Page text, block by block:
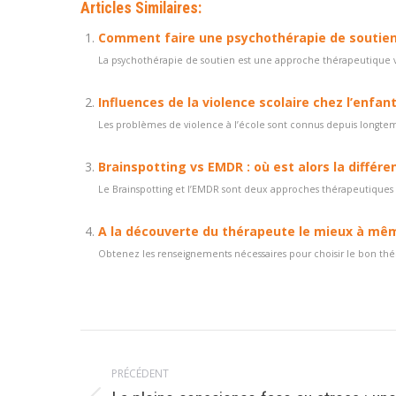
Articles Similaires:
Comment faire une psychothérapie de
La psychothérapie de soutien est une approche thérapeutique
Influences de la violence scolaire chez
Les problèmes de violence à l’école sont connus depuis
Brainspotting vs EMDR : où est alors la
Le Brainspotting et l’EMDR sont deux approches
A la découverte du thérapeute le mieux à
Obtenez les renseignements nécessaires pour choisir le bon
articlePRÉCÉDENT